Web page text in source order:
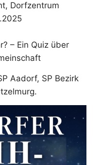
Dorfzentrum
– Ein Quiz über
Aadorf, SP Bezirk